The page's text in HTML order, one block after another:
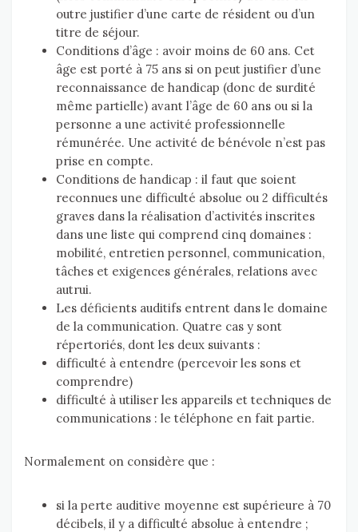
outre justifier d’une carte de résident ou d’un
titre de séjour.
Conditions d’âge : avoir moins de 60 ans. Cet
âge est porté à 75 ans si on peut justifier d’une
reconnaissance de handicap (donc de surdité
même partielle) avant l’âge de 60 ans ou si la
personne a une activité professionnelle
rémunérée. Une activité de bénévole n’est pas
prise en compte.
Conditions de handicap : il faut que soient
reconnues une difficulté absolue ou 2 difficultés
graves dans la réalisation d’activités inscrites
dans une liste qui comprend cinq domaines :
mobilité, entretien personnel, communication,
tâches et exigences générales, relations avec
autrui.
Les déficients auditifs entrent dans le domaine
de la communication. Quatre cas y sont
répertoriés, dont les deux suivants :
difficulté à entendre (percevoir les sons et
comprendre)
difficulté à utiliser les appareils et techniques de
communications : le téléphone en fait partie.
Normalement on considère que :
si la perte auditive moyenne est supérieure à 70
décibels, il y a difficulté absolue à entendre ;